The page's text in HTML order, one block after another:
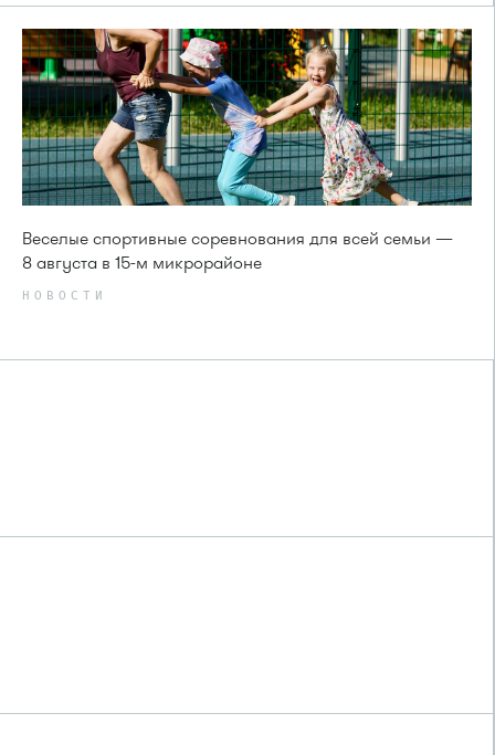
Веселые спортивные соревнования для всей семьи —
8 августа в 15-м микрорайоне
НОВОСТИ